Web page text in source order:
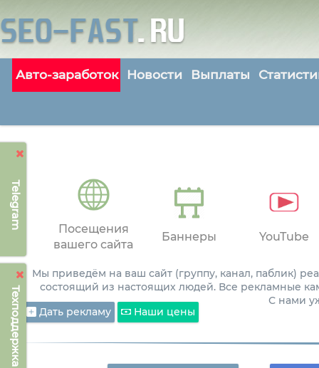
Telegram
Техподдержка
Авто-заработок Новости Выплаты
Посещения
вашего сайта
Баннеры YouTube
Мы приведём на ваш сайт (группу, канал, паблик)
состоящий из настоящих людей. Все рекламные
С нами
Дать рекламу
Наши цены